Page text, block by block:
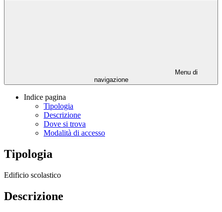
Menu di
navigazione
Indice pagina
Tipologia
Descrizione
Dove si trova
Modalità di accesso
Tipologia
Edificio scolastico
Descrizione